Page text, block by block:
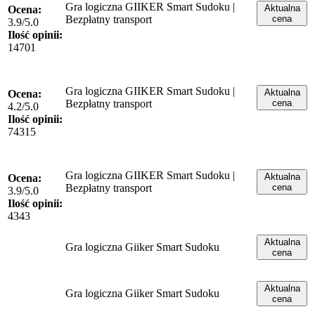
Ocena:
3.9/5.0
Ilość opinii:
14701
Gra logiczna GIIKER Smart Sudoku |
Bezpłatny transport
Aktualna
cena
Ocena:
4.2/5.0
Ilość opinii:
74315
Gra logiczna GIIKER Smart Sudoku |
Bezpłatny transport
Aktualna
cena
Ocena:
3.9/5.0
Ilość opinii:
4343
Gra logiczna GIIKER Smart Sudoku |
Bezpłatny transport
Aktualna
cena
Gra logiczna Giiker Smart Sudoku
Aktualna
cena
Gra logiczna Giiker Smart Sudoku
Aktualna
cena